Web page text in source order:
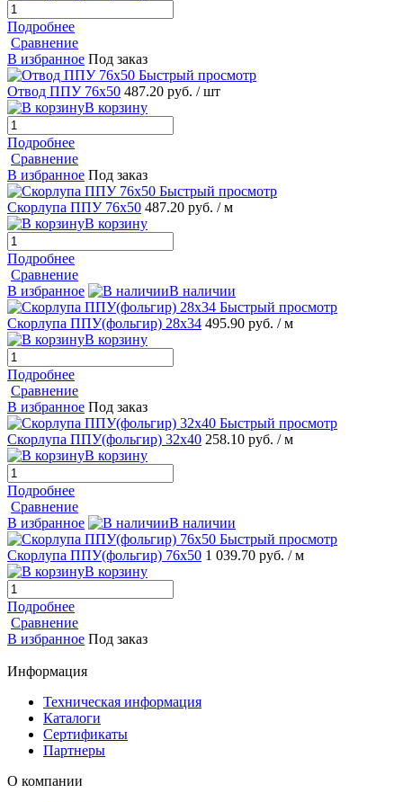
Подробнее
Сравнение
В избранное Под заказ
Быстрый просмотр
Отвод ППУ 76х50 487.20 руб. / шт
В корзину
Подробнее
Сравнение
В избранное Под заказ
Быстрый просмотр
Скорлупа ППУ 76х50 487.20 руб. / м
В корзину
Подробнее
Сравнение
В избранное
В наличии
Быстрый просмотр
Скорлупа ППУ(фольгир) 28х34 495.90 руб. / м
В корзину
Подробнее
Сравнение
В избранное Под заказ
Быстрый просмотр
Скорлупа ППУ(фольгир) 32х40 258.10 руб. / м
В корзину
Подробнее
Сравнение
В избранное
В наличии
Быстрый просмотр
Скорлупа ППУ(фольгир) 76х50 1 039.70 руб. / м
В корзину
Подробнее
Сравнение
В избранное Под заказ
Информация
Техническая информация
Каталоги
Сертификаты
Партнеры
О компании